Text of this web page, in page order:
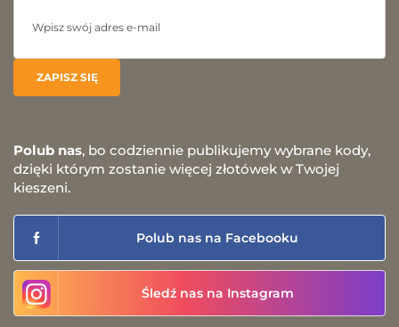
Polub nas, bo codziennie publikujemy wybrane kody,
dzięki którym zostanie więcej złotówek w Twojej
kieszeni.
Polub nas na Facebooku
Śledź nas na Instagram